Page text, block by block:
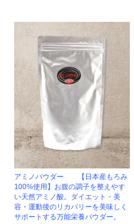
アミノパウダー 【日本産もろみ
100%使用】お腹の調子を整えやす
い天然アミノ酸。ダイエット・美
容・運動後のリカバリーを美味しく
サポートする万能栄養パウダー。